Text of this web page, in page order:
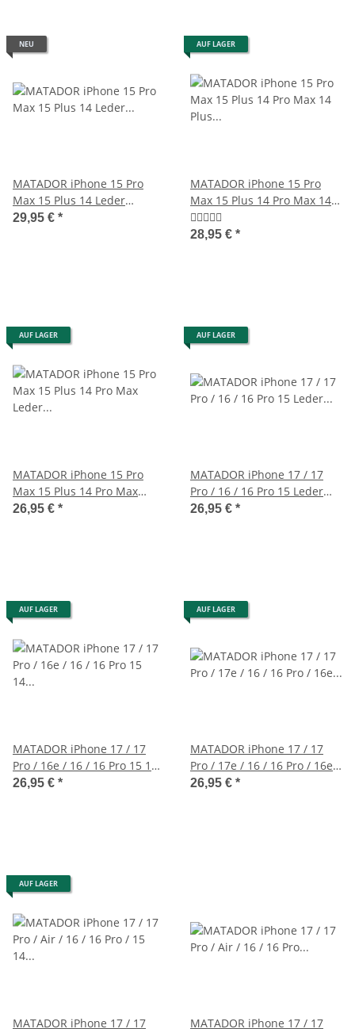
NEU
MATADOR iPhone 15 Pro
Max 15 Plus 14 Leder
Gürteltasche Dunkel Braun
29,95 € *
AUF LAGER
MATADOR iPhone 15 Pro
Max 15 Plus 14 Pro Max 14
Plus Leder-Case Braun
28,95 € *
AUF LAGER
MATADOR iPhone 15 Pro
Max 15 Plus 14 Pro Max
Leder Schutztasche Braun
26,95 € *
AUF LAGER
MATADOR iPhone 17 / 17
Pro / 16 / 16 Pro 15 Leder
Handytasche Schwarz
26,95 € *
AUF LAGER
MATADOR iPhone 17 / 17
Pro / 16e / 16 / 16 Pro 15 14
Leder-Etui Braun
26,95 € *
AUF LAGER
MATADOR iPhone 17 / 17
Pro / 17e / 16 / 16 Pro / 16e
Leder Etui Schwarz
26,95 € *
AUF LAGER
MATADOR iPhone 17 / 17
MATADOR iPhone 17 / 17